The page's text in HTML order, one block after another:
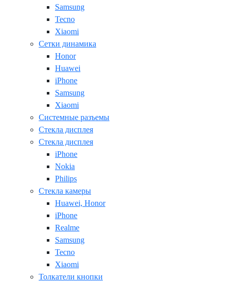
Samsung
Tecno
Xiaomi
Сетки динамика
Honor
Huawei
iPhone
Samsung
Xiaomi
Системные разъемы
Стекла дисплея
Стекла дисплея
iPhone
Nokia
Philips
Стекла камеры
Huawei, Honor
iPhone
Realme
Samsung
Tecno
Xiaomi
Толкатели кнопки